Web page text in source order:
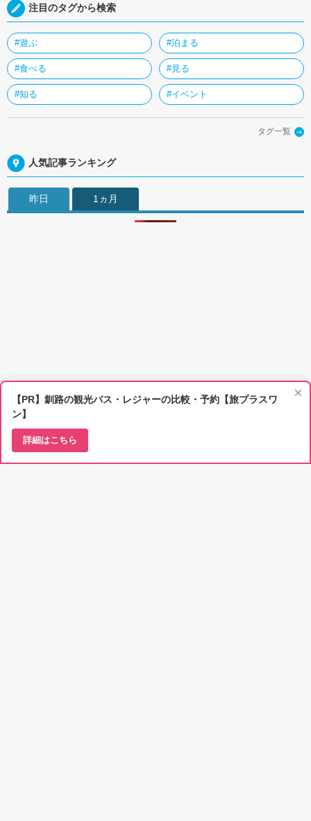
注目のタグから検索
#遊ぶ #泊まる
#食べる #見る
#知る #イベント
タグ一覧
人気記事ランキング
昨日 1ヵ月
×
【PR】釧路の観光バス・レジャーの比較・予約【旅プラスワ
ン】
詳細はこちら